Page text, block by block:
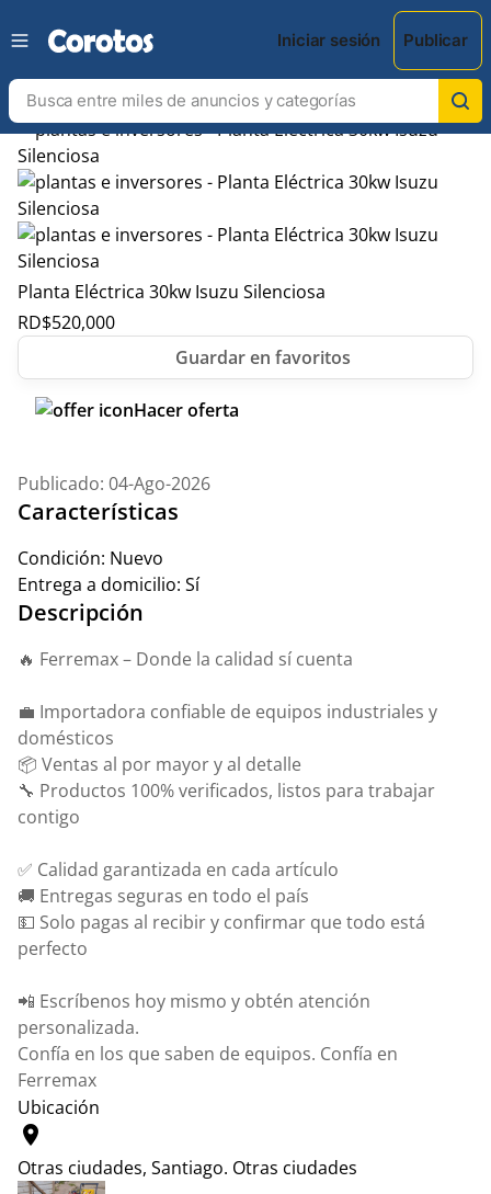
Iniciar sesión Publicar
Planta Eléctrica 30kw Isuzu Silenciosa
RD$520,000
Hacer oferta
Publicado: 04-Ago-2026
Características
Condición: Nuevo
Entrega a domicilio: Sí
Descripción
🔥 Ferremax – Donde la calidad sí cuenta
💼 Importadora confiable de equipos industriales y
domésticos
📦 Ventas al por mayor y al detalle
🔧 Productos 100% verificados, listos para trabajar
contigo
✅ Calidad garantizada en cada artículo
🚚 Entregas seguras en todo el país
💵 Solo pagas al recibir y confirmar que todo está
perfecto
📲 Escríbenos hoy mismo y obtén atención
personalizada.
Confía en los que saben de equipos. Confía en
Ferremax
Ubicación
location_on
Otras ciudades, Santiago. Otras ciudades
Leaflet © OpenStreetMap contributors